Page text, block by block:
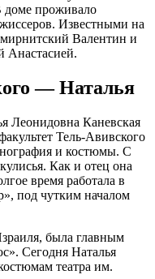
доме проживало
Известными на
Валентин и
Анастасией.
— Наталья
Леонидовна Каневская
Тель-Авивского
и костюмы. С
Как и отец она
время работала в
под чутким началом
была главным
Сегодня Наталья
театра им.